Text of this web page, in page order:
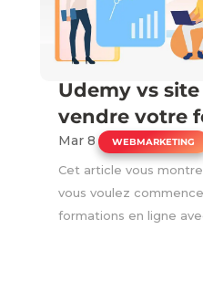
Udemy vs
vendre votre
Mar 8 | WEBMARKETING
Cet article vous
vous voulez
formations en ligne